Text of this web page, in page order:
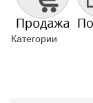
Категории